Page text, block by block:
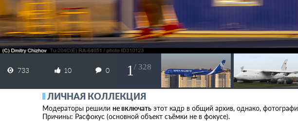
733 10 0 1 / 328
ЛИЧНАЯ КОЛЛЕКЦИЯ
Модераторы решили не включать этот кадр в общий архив, однако,
Причины: Расфокус (основной объект съёмки не в фокусе).